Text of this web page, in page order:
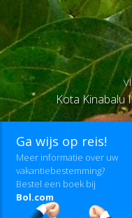
Kota Kinabalu
Ga wijs op reis!
Meer informatie over uw
vakantiebestemming?
Bestel een boek bij
Bol.com